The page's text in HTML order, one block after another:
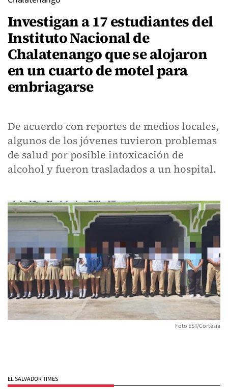
Investigan a 17 estudiantes del
Instituto Nacional de
Chalatenango que se alojaron
en un cuarto de motel para
embriagarse
De acuerdo con reportes de medios locales,
algunos de los jóvenes tuvieron problemas
de salud por posible intoxicación de
alcohol y fueron trasladados a un hospital.
Foto EST/Cortesía
EL SALVADOR TIMES